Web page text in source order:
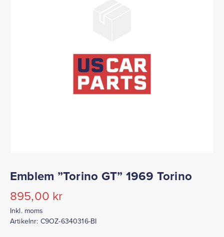
Emblem ”Torino GT” 1969 Torino
895,00 kr
Inkl. moms
Artikelnr: C9OZ-6340316-BI